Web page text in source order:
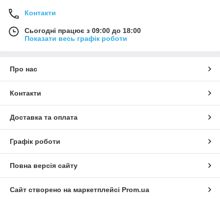
Контакти
Сьогодні працює з 09:00 до 18:00
Показати весь графік роботи
Про нас
Контакти
Доставка та оплата
Графік роботи
Повна версія сайту
Сайт створено на маркетплейсі Prom.ua